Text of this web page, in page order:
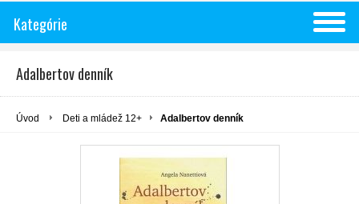
Kategórie
Adalbertov denník
Úvod Deti a mládež 12+ Adalbertov denník